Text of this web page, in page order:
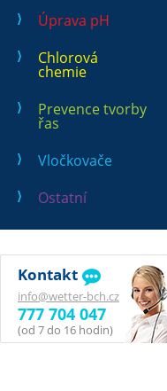
Úprava pH
Chlorová
chemie
Prevence tvorby
řas
Vločkovače
Ostatní
Kontakt
info@wetter-bch.cz
777 704 047
(od 7 do 16 hodin)